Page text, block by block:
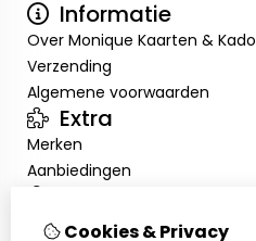
Informatie
Over Monique Kaarten & Kado
Verzending
Algemene voorwaarden
Extra
Merken
Aanbiedingen
InloggenCookies & Privacy